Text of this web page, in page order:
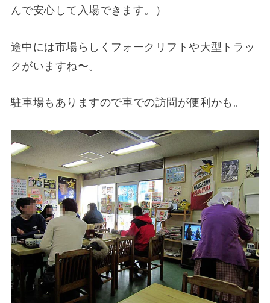
んで安心して入場できます。）
途中には市場らしくフォークリフトや大型トラッ
クがいますね〜。
駐車場もありますので車での訪問が便利かも。